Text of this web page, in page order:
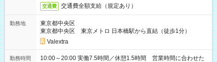
交通費 交通費全額支給（規定あり）
勤務地
東京都中央区
東京都中央区 東京メトロ 日本橋駅から直結（徒歩1分）
Valextra
勤務時間
10:00～20:00 実働7.5時間／休憩1.5時間 営業時間に合わせた